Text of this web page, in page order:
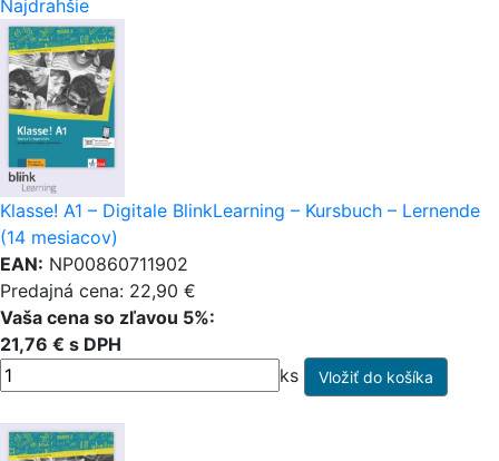
Najdrahšie
Klasse! A1 – Digitale BlinkLearning – Kursbuch – Lernende
(14 mesiacov)
EAN: NP00860711902
Predajná cena: 22,90 €
Vaša cena so zľavou 5%:
21,76 € s DPH
ks